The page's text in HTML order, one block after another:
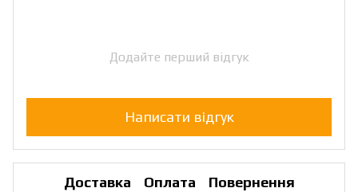
Додайте перший відгук
Написати відгук
Доставка Оплата Повернення